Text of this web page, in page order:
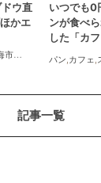
東海市
,大府市 東浦町 ,半田市,
ウ直
かエ
, まちネタ 季節ネタ
いつでも0
ンが食べ
した「カ
パン カフェ
記事一覧